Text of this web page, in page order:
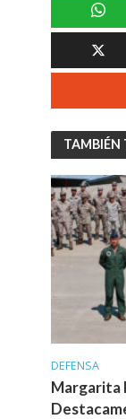
TAMBIÉN
DEFENSA
Margarita